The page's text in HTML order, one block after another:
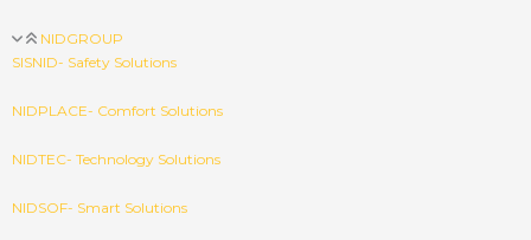
NIDGROUP
SISNID- Safety Solutions
NIDPLACE- Comfort Solutions
NIDTEC- Technology Solutions
NIDSOF- Smart Solutions